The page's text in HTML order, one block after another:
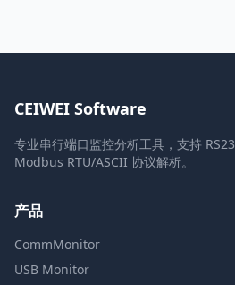
CEIWEI Software
专业串行端口监控分析工具，支持
Modbus RTU/ASCII 协议解析。
产品
CommMonitor
USB Monitor